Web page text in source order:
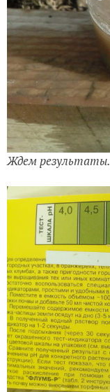
Ждем результаты.